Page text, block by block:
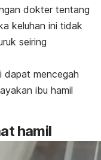
dokter tentang
keluhan ini tidak
seiring
dapat mencegah
ibu hamil
hamil